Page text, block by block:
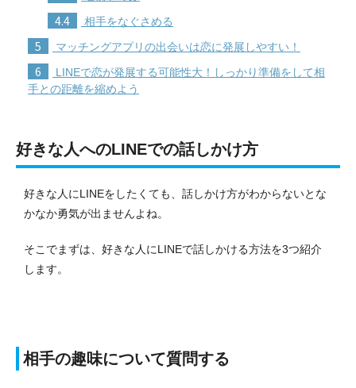
4.4 相手をなぐさめる
5 マッチングアプリの出会いは恋に発展しやすい！
6
LINEで恋が発展する可能性大！しっかり準備をして相
手との距離を縮めよう
好きな人へのLINEでの話しかけ方
好きな人にLINEをしたくても、話しかけ方がわからないとな
かなか勇気が出ませんよね。
そこでまずは、好きな人にLINEで話しかける方法を3つ紹介
します。
相手の趣味について質問する